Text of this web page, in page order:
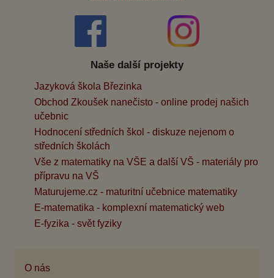
Naše další projekty
Jazyková škola Březinka
Obchod Zkoušek nanečisto - online prodej našich
učebnic
Hodnocení středních škol - diskuze nejenom o
středních školách
Vše z matematiky na VŠE a další VŠ - materiály pro
přípravu na VŠ
Maturujeme.cz - maturitní učebnice matematiky
E-matematika - komplexní matematický web
E-fyzika - svět fyziky
O nás